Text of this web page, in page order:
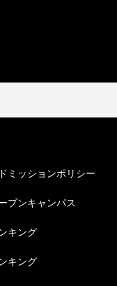
ミッションポリシー
プンキャンパス
キング
キング